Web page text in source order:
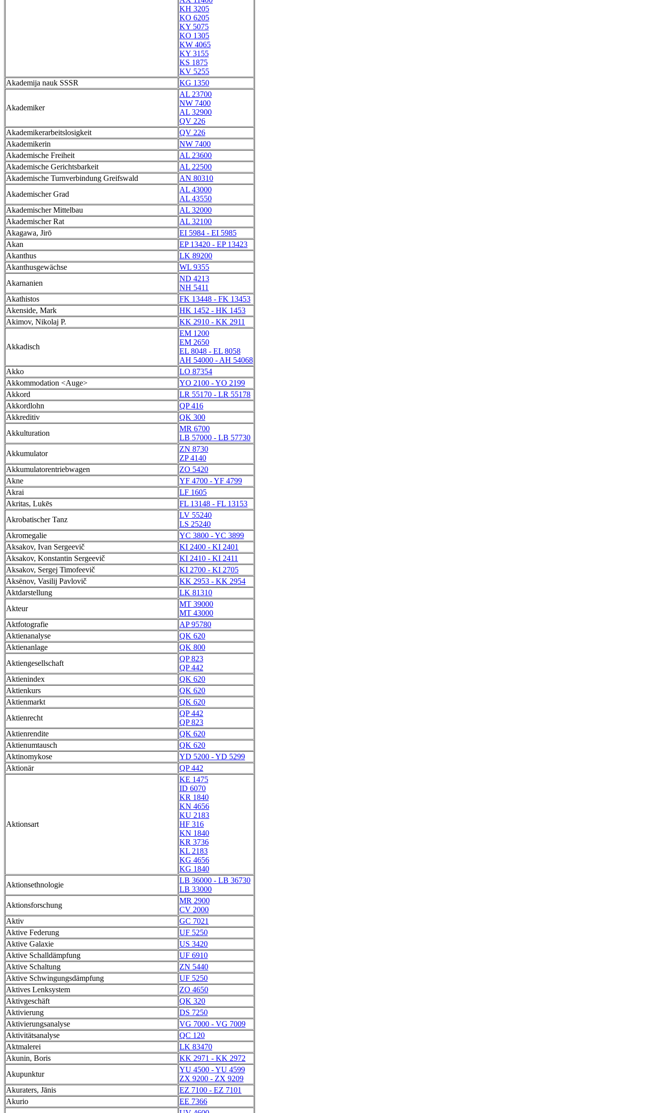
KH 3205
KO 6205
KY 5075
KO 1305
KW 4065
KY 3155
KS 1875
KV 5255
Akademija nauk SSSR
KG 1350
Akademiker
AL 23700
NW 7400
AL 32900
QV 226
Akademikerarbeitslosigkeit
QV 226
Akademikerin
NW 7400
Akademische Freiheit
AL 23600
Akademische Gerichtsbarkeit
AL 22500
Akademische Turnverbindung Greifswald
AN 80310
Akademischer Grad
AL 43000
AL 43550
Akademischer Mittelbau
AL 32000
Akademischer Rat
AL 32100
Akagawa, Jirō
EI 5984 - EI 5985
Akan
EP 13420 - EP 13423
Akanthus
LK 89200
Akanthusgewächse
WL 9355
Akarnanien
ND 4213
NH 5411
Akathistos
FK 13448 - FK 13453
Akenside, Mark
HK 1452 - HK 1453
Akimov, Nikolaj P.
KK 2910 - KK 2911
Akkadisch
EM 1200
EM 2650
EL 8048 - EL 8058
AH 54000 - AH 54068
Akko
LO 87354
Akkommodation <Auge>
YO 2100 - YO 2199
Akkord
LR 55170 - LR 55178
Akkordlohn
QP 416
Akkreditiv
QK 300
Akkulturation
MR 6700
LB 57000 - LB 57730
Akkumulator
ZN 8730
ZP 4140
Akkumulatorentriebwagen
ZO 5420
Akne
YF 4700 - YF 4799
Akrai
LF 1605
Akritas, Lukēs
FL 13148 - FL 13153
Akrobatischer Tanz
LV 55240
LS 25240
Akromegalie
YC 3800 - YC 3899
Aksakov, Ivan Sergeevič
KI 2400 - KI 2401
Aksakov, Konstantin Sergeevič
KI 2410 - KI 2411
Aksakov, Sergej Timofeevič
KI 2700 - KI 2705
Aksënov, Vasilij Pavlovič
KK 2953 - KK 2954
Aktdarstellung
LK 81310
Akteur
MT 39000
MT 43000
Aktfotografie
AP 95780
Aktienanalyse
QK 620
Aktienanlage
QK 800
Aktiengesellschaft
QP 823
QP 442
Aktienindex
QK 620
Aktienkurs
QK 620
Aktienmarkt
QK 620
Aktienrecht
QP 442
QP 823
Aktienrendite
QK 620
Aktienumtausch
QK 620
Aktinomykose
YD 5200 - YD 5299
Aktionär
QP 442
Aktionsart
KE 1475
ID 6070
KR 1840
KN 4656
KU 2183
HF 316
KN 1840
KR 3736
KL 2183
KG 4656
KG 1840
Aktionsethnologie
LB 36000 - LB 36730
LB 33000
Aktionsforschung
MR 2900
CV 2000
Aktiv
GC 7021
Aktive Federung
UF 5250
Aktive Galaxie
US 3420
Aktive Schalldämpfung
UF 6910
Aktive Schaltung
ZN 5440
Aktive Schwingungsdämpfung
UF 5250
Aktives Lenksystem
ZO 4650
Aktivgeschäft
QK 320
Aktivierung
DS 7250
Aktivierungsanalyse
VG 7000 - VG 7009
Aktivitätsanalyse
QC 120
Aktmalerei
LK 83470
Akunin, Boris
KK 2971 - KK 2972
Akupunktur
YU 4500 - YU 4599
ZX 9200 - ZX 9209
Akuraters, Jānis
EZ 7100 - EZ 7101
Akurio
EE 7366